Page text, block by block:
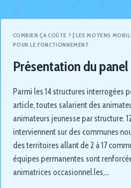
COMBIEN ÇA COÛTE ? |LES MOYENS
POUR LE FONCTIONNEMENT
Présentation du panel
Parmi les 14 structures interrogées
article, toutes salarient des
animateurs jeunesse par structure.
interviennent sur des communes
des territoires allant de 2 à 17
équipes permanentes sont
animatrices occasionnel.les,…